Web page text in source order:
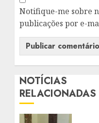
Notifique-me sobre
publicações por e-
NOTÍCIAS
RELACIONADAS